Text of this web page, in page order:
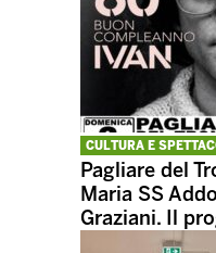
CULTURA E
Pagliare del
Maria SS
Graziani. Il